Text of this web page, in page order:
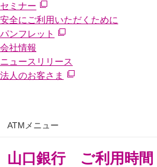
セミナー
安全にご利用いただくために
パンフレット
会社情報
ニュースリリース
法人のお客さま
ATMメニュー
山口銀行 ご利用時間